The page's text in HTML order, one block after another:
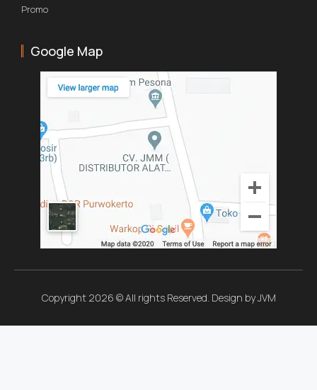
Promo
Google Map
Copyright 2026 © All rights Reserved. Design by JVM